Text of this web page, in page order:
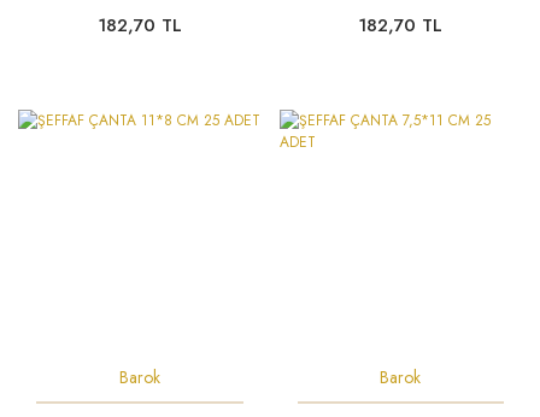
182,70 TL 182,70 TL
Barok Barok